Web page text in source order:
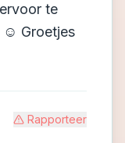
te
☺️ Groetjes
Rapporteer